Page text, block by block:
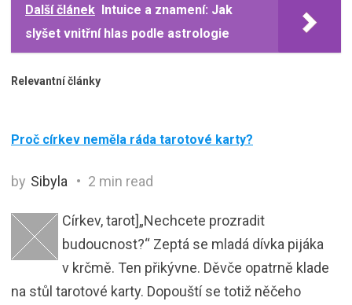
Další článek Intuice a znamení: Jak
slyšet vnitřní hlas podle astrologie
Relevantní články
Proč církev neměla ráda tarotové karty?
by Sibyla 2 min read
Církev, tarot]„Nechcete prozradit
budoucnost?“ Zeptá se mladá dívka pijáka
v krčmě. Ten přikývne. Děvče opatrně klade
na stůl tarotové karty. Dopouští se totiž něčeho